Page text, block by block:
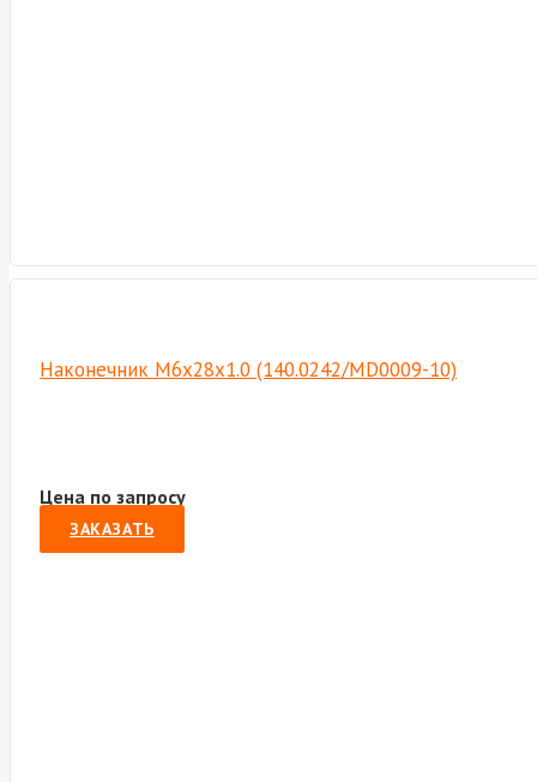
Наконечник M6х28х1.0 (140.0242/MD0009-10)
Цена по запросу
ЗАКАЗАТЬ